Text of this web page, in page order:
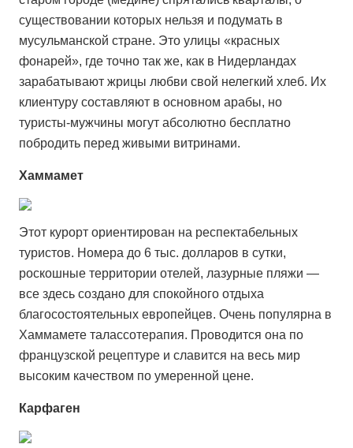
существовании которых нельзя и подумать в
мусульманской стране. Это улицы «красных
фонарей», где точно так же, как в Нидерландах
зарабатывают жрицы любви свой нелегкий хлеб. Их
клиентуру составляют в основном арабы, но
туристы-мужчины могут абсолютно бесплатно
побродить перед живыми витринами.
Хаммамет
Этот курорт ориентирован на респектабельных
туристов. Номера до 6 тыс. долларов в сутки,
роскошные территории отелей, лазурные пляжи —
все здесь создано для спокойного отдыха
благосостоятельных европейцев. Очень популярна в
Хаммамете талассотерапия. Проводится она по
французской рецептуре и славится на весь мир
высоким качеством по умеренной цене.
Карфаген